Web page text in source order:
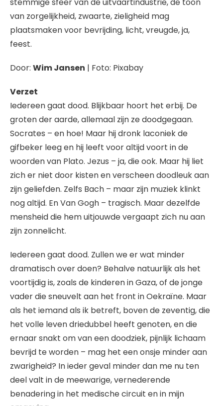
van zorgelijkheid, zwaarte, zieligheid mag
plaatsmaken voor bevrijding, licht, vreugde, ja,
feest.
Door: Wim Jansen | Foto: Pixabay
Verzet
Iedereen gaat dood. Blijkbaar hoort het erbij. De
groten der aarde, allemaal zijn ze doodgegaan.
Socrates – en hoe! Maar hij dronk laconiek de
gifbeker leeg en hij leeft voor altijd voort in de
woorden van Plato. Jezus – ja, die ook. Maar hij liet
zich er niet door kisten en verscheen doodleuk aan
zijn geliefden. Zelfs Bach – maar zijn muziek klinkt
nog altijd. En Van Gogh – tragisch. Maar dezelfde
mensheid die hem uitjouwde vergaapt zich nu aan
zijn zonnelicht.
Iedereen gaat dood. Zullen we er wat minder
dramatisch over doen? Behalve natuurlijk als het
voortijdig is, zoals de kinderen in Gaza, of de jonge
vader die sneuvelt aan het front in Oekraïne. Maar
als het iemand als ik betreft, boven de zeventig, die
het volle leven driedubbel heeft genoten, en die
ernaar snakt om van een doodziek, pijnlijk lichaam
bevrijd te worden – mag het een onsje minder aan
zwarigheid? In ieder geval minder dan me nu ten
deel valt in de meewarige, vernederende
benadering in het medische circuit en in mijn